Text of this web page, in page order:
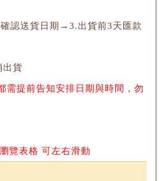
認送貨日期→3.出貨前3天匯款
出貨
需提前告知安排日期與時間，勿
覽表格 可左右滑動